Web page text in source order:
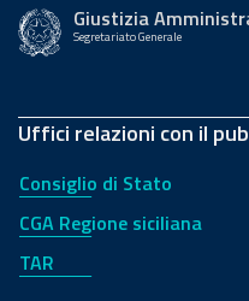
Giustizia
Segretariato Generale
Uffici relazioni con il
Consiglio di Stato
CGA Regione siciliana
TAR